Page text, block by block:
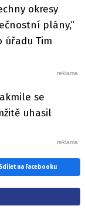
okresy
plány,“
úřadu Tim
se
uhasil
na Facebooku